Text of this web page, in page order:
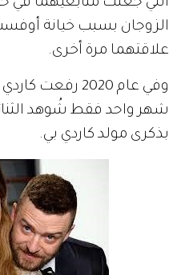
الزوجان بسبب خيانة
علاقتهما مرة أخرى.
وفي عام 2020
شهر واحد فقط شُوهد
بذكرى مولد كاردي بي.